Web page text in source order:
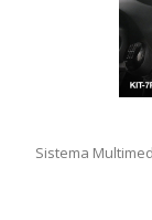
Sistema